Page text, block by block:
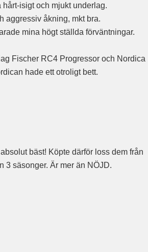
isigt och mjukt underlag.
aggressiv åkning, mkt bra.
mina högt ställda förväntningar.
Fischer RC4 Progressor och Nordica
hade ett otroligt bett.
bäst! Köpte därför loss dem från
3 säsonger. Är mer än NÖJD.